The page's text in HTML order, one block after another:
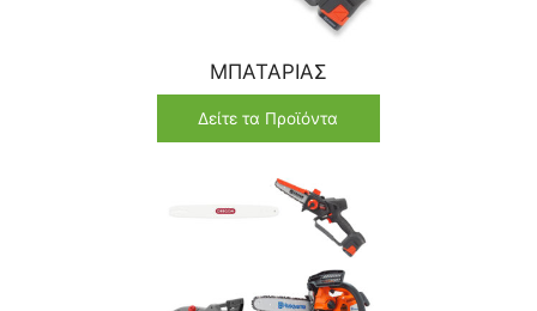
ΜΠΑΤΑΡΙΑΣ
Δείτε τα Προϊόντα